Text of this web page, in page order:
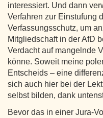
interessiert. Und dann
Verfahren zur Einstufung
Verfassungsschutz, um
Mitgliedschaft in der AfD
Verdacht auf mangelnde
könne. Soweit meine
Entscheids – eine
sich auch hier bei der
selbst bilden, dank
Bevor das in einer Jura-